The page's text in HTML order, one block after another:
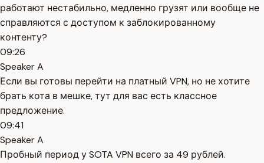
работают нестабильно, медленно грузят или вообще не
справляются с доступом к заблокированному
контенту?
09:26
Speaker A
Если вы готовы перейти на платный VPN, но не хотите
брать кота в мешке, тут для вас есть классное
предложение.
09:41
Speaker A
Пробный период у SOTA VPN всего за 49 рублей.